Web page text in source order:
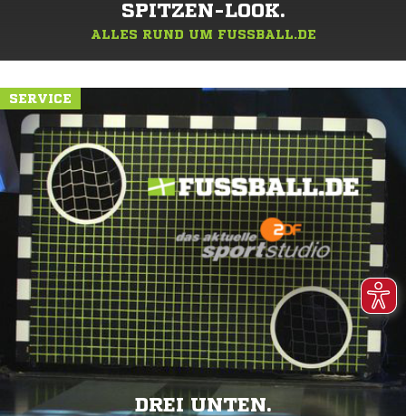
SPITZEN-LOOK.
ALLES RUND UM FUSSBALL.DE
SERVICE
DREI UNTEN.